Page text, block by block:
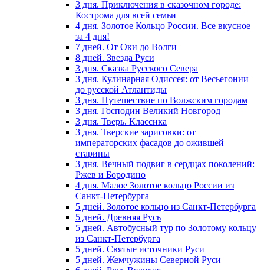
3 дня. Приключения в сказочном городе:
Кострома для всей семьи
4 дня. Золотое Кольцо России. Все вкусное
за 4 дня!
7 дней. От Оки до Волги
8 дней. Звезда Руси
3 дня. Сказка Русского Севера
3 дня. Кулинарная Одиссея: от Весьегонии
до русской Атлантиды
3 дня. Путешествие по Волжским городам
3 дня. Господин Великий Новгород
3 дня. Тверь. Классика
3 дня. Тверские зарисовки: от
императорских фасадов до ожившей
старины
3 дня. Вечный подвиг в сердцах поколений:
Ржев и Бородино
4 дня. Малое Золотое кольцо России из
Санкт-Петербурга
5 дней. Золотое кольцо из Санкт-Петербурга
5 дней. Древняя Русь
5 дней. Автобусный тур по Золотому кольцу
из Санкт-Петербурга
5 дней. Святые источники Руси
5 дней. Жемчужины Северной Руси